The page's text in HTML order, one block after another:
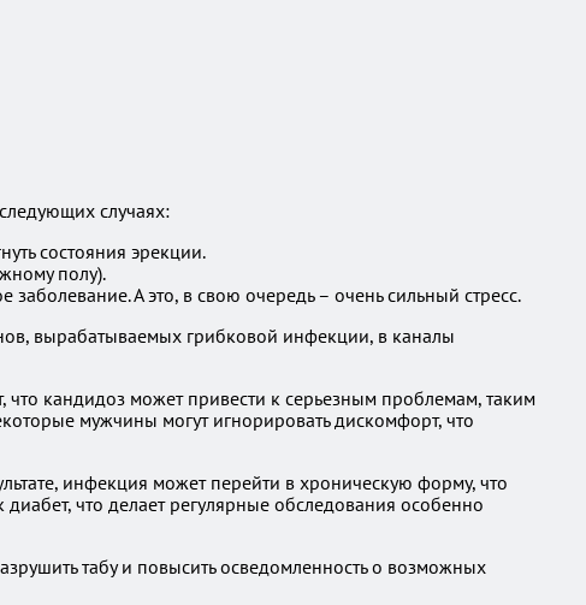
случаях:
состояния эрекции.
полу).
А это, в свою очередь – очень сильный стресс.
вырабатываемых грибковой инфекции, в каналы
кандидоз может привести к серьезным проблемам, таким
мужчины могут игнорировать дискомфорт, что
инфекция может перейти в хроническую форму, что
что делает регулярные обследования особенно
табу и повысить осведомленность о возможных